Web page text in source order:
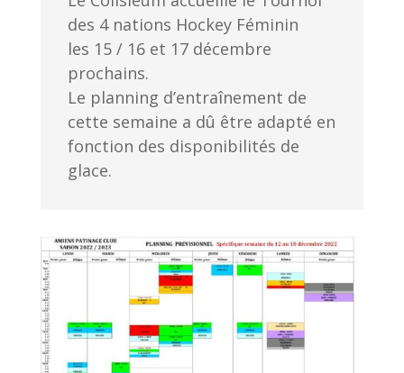
des 4 nations Hockey Féminin
les 15 / 16 et 17 décembre
prochains.
Le planning d’entraînement de
cette semaine a dû être adapté en
fonction des disponibilités de
glace.